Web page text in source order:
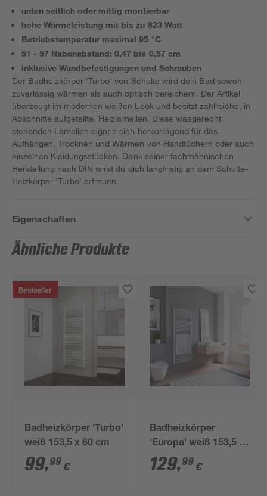
unten seitlich oder mittig montierbar
hohe Wärmeleistung mit bis zu 823 Watt
Betriebstemperatur maximal 95 °C
51 - 57 Nabenabstand: 0,47 bis 0,57 cm
inklusive Wandbefestigungen und Schrauben
Der Badheizkörper 'Turbo' von Schulte wird dein Bad sowohl
zuverlässig wärmen als auch optisch bereichern. Der Artikel
überzeugt im modernen weißen Look und besitzt zahlreiche, in
Abschnitte aufgeteilte, Heizlamellen. Diese waagerecht
stehenden Lamellen eignen sich hervorragend für das
Aufhängen, Trocknen und Wärmen von Handtüchern oder auch
einzelnen Kleidungsstücken. Dank seiner fachmännischen
Herstellung nach DIN wirst du dich langfristig an dem Schulte-
Heizkörper 'Turbo' erfreuen.
Eigenschaften
Ähnliche Produkte
Bestseller
Badheizkörper 'Turbo'
weiß 153,5 x 60 cm
99,99 €
Badheizkörper
'Europa' weiß 153,5 x
60 cm
129,99 €